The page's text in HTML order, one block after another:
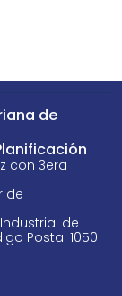
de
con 3era
de
de
Postal 1050